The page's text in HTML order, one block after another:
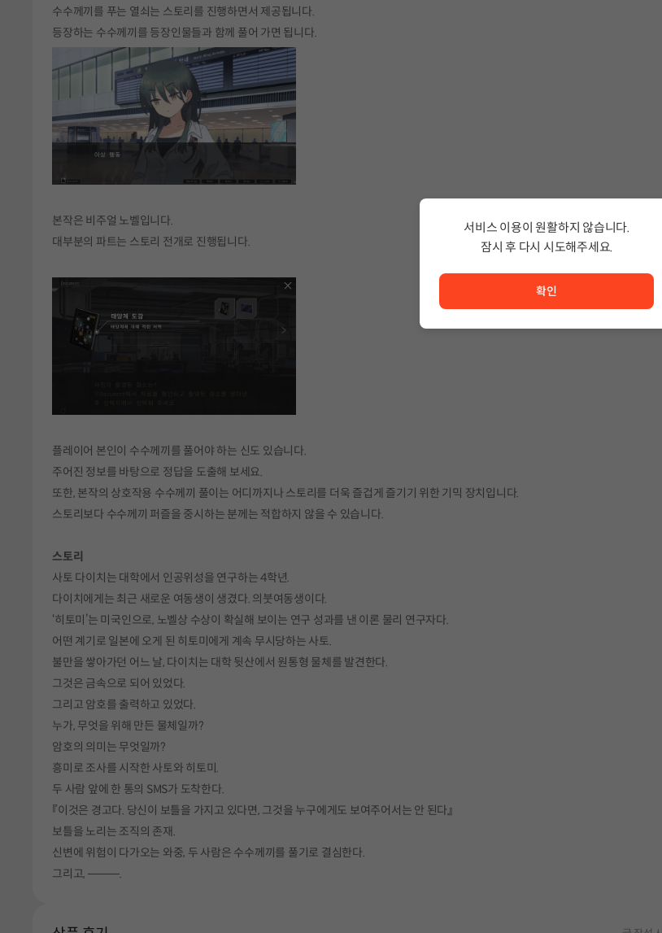
수수께끼를 푸는 열쇠는 스토리를 진행하면서 제공됩니다.
등장하는 수수께끼를 등장인물들과 함께 풀어 가면 됩니다.
본작은 비주얼 노벨입니다.
대부분의 파트는 스토리 전개로 진행됩니다.
플레이어 본인이 수수께끼를 풀어야 하는 신도 있습니다.
주어진 정보를 바탕으로 정답을 도출해 보세요.
또한, 본작의 상호작용 수수께끼 풀이는 어디까지나 스토리를 더욱 즐겁게 즐기기 위한 기믹 장치입니다.
스토리보다 수수께끼 퍼즐을 중시하는 분께는 적합하지 않을 수 있습니다.
스토리
사토 다이치는 대학에서 인공위성을 연구하는 4학년.
다이치에게는 최근 새로운 여동생이 생겼다. 의붓여동생이다.
‘히토미’는 미국인으로, 노벨상 수상이 확실해 보이는 연구 성과를 낸 이론 물리 연구자다.
어떤 계기로 일본에 오게 된 히토미에게 계속 무시당하는 사토.
불만을 쌓아가던 어느 날, 다이치는 대학 뒷산에서 원통형 물체를 발견한다.
그것은 금속으로 되어 있었다.
그리고 암호를 출력하고 있었다.
누가, 무엇을 위해 만든 물체일까?
암호의 의미는 무엇일까?
흥미로 조사를 시작한 사토와 히토미.
두 사람 앞에 한 통의 SMS가 도착한다.
『이것은 경고다. 당신이 보틀을 가지고 있다면, 그것을 누구에게도 보여주어서는 안 된다』
보틀을 노리는 조직의 존재.
신변에 위험이 다가오는 와중, 두 사람은 수수께끼를 풀기로 결심한다.
그리고, ────.
서비스 이용이 원활하지 않습니다.
잠시 후 다시 시도해주세요.
확인